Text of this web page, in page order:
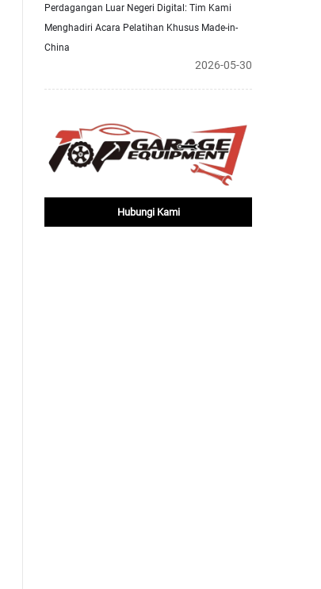
Perdagangan Luar Negeri Digital: Tim Kami
Menghadiri Acara Pelatihan Khusus Made-in-
China
2026-05-30
Hubungi Kami